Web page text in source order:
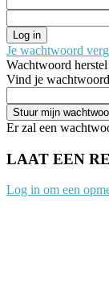
Je wachtwoord
Wachtwoord herstel
Vind je
Er zal een
LAAT EEN
Log in om een